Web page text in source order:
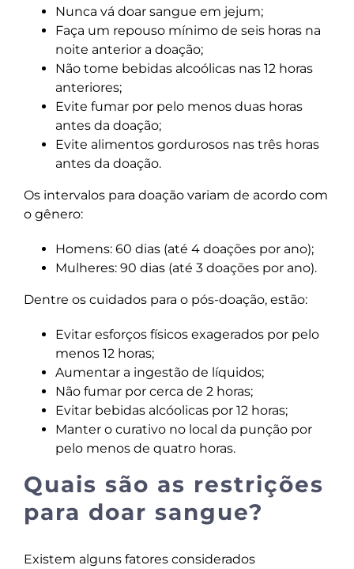
Nunca vá doar sangue em jejum;
Faça um repouso mínimo de seis horas na
noite anterior a doação;
Não tome bebidas alcoólicas nas 12 horas
anteriores;
Evite fumar por pelo menos duas horas
antes da doação;
Evite alimentos gordurosos nas três horas
antes da doação.
Os intervalos para doação variam de acordo com
o gênero:
Homens: 60 dias (até 4 doações por ano);
Mulheres: 90 dias (até 3 doações por ano).
Dentre os cuidados para o pós-doação, estão:
Evitar esforços físicos exagerados por pelo
menos 12 horas;
Aumentar a ingestão de líquidos;
Não fumar por cerca de 2 horas;
Evitar bebidas alcóolicas por 12 horas;
Manter o curativo no local da punção por
pelo menos de quatro horas.
Quais são as restrições
para doar sangue?
Existem alguns fatores considerados